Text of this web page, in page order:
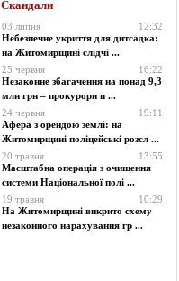
Скандали
03 липня
12:32
Небезпечне укриття для дитсадка:
на Житомирщині слідчі ...
25 червня
16:22
Незаконне збагачення на понад 9,3
млн грн – прокурори п ...
24 червня
19:11
Афера з орендою землі: на
Житомирщині поліцейські розсл ...
20 травня
13:55
Масштабна операція з очищення
системи Національної полі ...
19 травня
10:29
На Житомирщині викрито схему
незаконного нарахування гр ...